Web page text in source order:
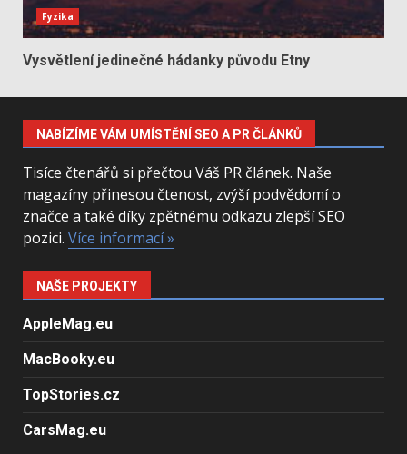
Fyzika
Vysvětlení jedinečné hádanky původu Etny
NABÍZÍME VÁM UMÍSTĚNÍ SEO A PR ČLÁNKŮ
Tisíce čtenářů si přečtou Váš PR článek. Naše
magazíny přinesou čtenost, zvýší podvědomí o
značce a také díky zpětnému odkazu zlepší SEO
pozici. Více informací »
NAŠE PROJEKTY
AppleMag.eu
MacBooky.eu
TopStories.cz
CarsMag.eu